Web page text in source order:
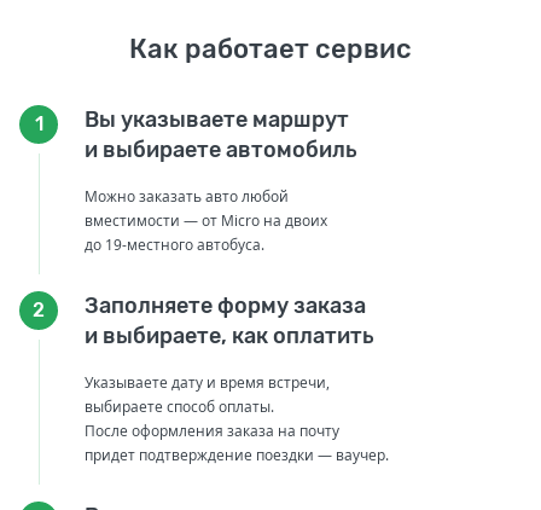
Как работает сервис
1
Вы указываете маршрут
и выбираете автомобиль
Можно заказать авто любой
вместимости — от Micro на двоих
до 19-местного автобуса.
2
Заполняете форму заказа
и выбираете, как оплатить
Указываете дату и время встречи,
выбираете способ оплаты.
После оформления заказа на почту
придет подтверждение поездки — ваучер.